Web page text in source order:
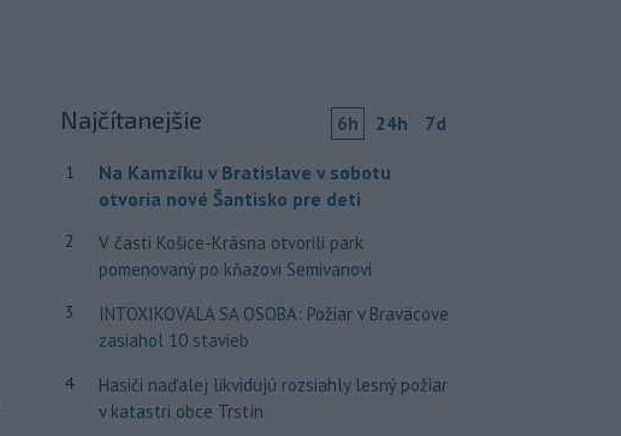
Najčítanejšie 6h 24h 7d
1
Na Kamzíku v Bratislave v sobotu
otvoria nové Šantisko pre deti
2
V časti Košice-Krásna otvorili park
pomenovaný po kňazovi Semivanovi
3
INTOXIKOVALA SA OSOBA: Požiar v Braväcove
zasiahol 10 stavieb
4
Hasiči naďalej likvidujú rozsiahly lesný požiar
v katastri obce Trstín